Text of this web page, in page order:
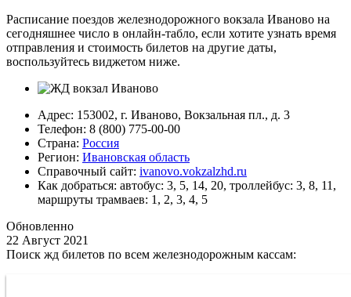
Расписание поездов железнодорожного вокзала Иваново на
сегодняшнее число в онлайн-табло, если хотите узнать время
отправления и стоимость билетов на другие даты,
воспользуйтесь виджетом ниже.
Адрес: 153002, г. Иваново, Вокзальная пл., д. 3
Телефон: 8 (800) 775-00-00
Страна: Россия
Регион: Ивановская область
Справочный сайт: ivanovo.vokzalzhd.ru
Как добраться: автобус: 3, 5, 14, 20, троллейбус: 3, 8, 11,
маршруты трамваев: 1, 2, 3, 4, 5
Обновленно
22 Август 2021
Поиск жд билетов по всем железнодорожным кассам: